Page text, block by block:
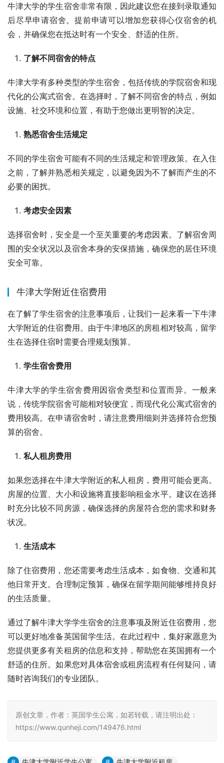
牛津大学的学生宿舍非常有限，因此建议您在接到录取通知
后尽早申请宿舍。提前申请可以增加您获得心仪宿舍的机
会，并确保您在抵达时有一个安全、舒适的住所。
了解不同宿舍的特点
牛津大学有多种类型的学生宿舍，包括传统的学院宿舍和现
代化的公寓式宿舍。在选择时，了解不同宿舍的特点，例如
设施、社交环境和位置，有助于您做出更明智的决定。
熟悉宿舍生活规定
不同的学生宿舍可能有不同的生活规定和管理政策。在入住
之前，了解并熟悉相关规定，以避免因为不了解而产生的不
必要的困扰。
考虑安全因素
选择宿舍时，安全是一个至关重要的考虑因素。了解宿舍周
围的安全状况以及宿舍本身的安保措施，确保您的居住环境
安全可靠。
牛津大学附近住宿费用
在了解了学生宿舍的注意事项后，让我们一起来看一下牛津
大学附近的住宿费用。由于牛津地区的房租相对较高，留学
生在选择住宿时需要合理规划预算。
学生宿舍费用
牛津大学的学生宿舍费用因宿舍类型和位置而异。一般来
说，传统学院宿舍可能相对较便宜，而现代化公寓式宿舍的
费用较高。在申请宿舍时，请注意费用细则并选择符合您预
算的宿舍。
私人租房费用
如果您选择在牛津大学附近的私人租房，费用可能会更高。
房屋的位置、大小和设施将直接影响租金水平。建议在选择
时充分比较不同房源，确保选择的房屋符合您的需求和财务
状况。
生活成本
除了住宿费用，您还需要考虑生活成本，如食物、交通和其
他日常开支。合理制定预算，确保在留学期间能够维持良好
的生活质量。
通过了解牛津大学学生宿舍的注意事项及附近住宿费用，您
可以更好地准备英国留学生活。在此过程中，集好家愿意为
您提供更多有关租房的信息和支持，帮助您在英国拥有一个
舒适的住所。如果您对具体宿舍或租房流程有任何疑问，请
随时咨询我们的专业团队。
原创文章，作者：英国学生公寓，如若转载，请注明出处：
https://www.qunheji.com/149476.html